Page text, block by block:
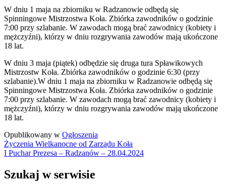
W dniu 1 maja na zbiorniku w Radzanowie odbędą się
Spinningowe Mistrzostwa Koła. Zbiórka zawodników o godzinie
7:00 przy szlabanie. W zawodach mogą brać zawodnicy (kobiety i
mężczyźni), którzy w dniu rozgrywania zawodów mają ukończone
18 lat.
W dniu 3 maja (piątek) odbędzie się druga tura Spławikowych
Mistrzostw Koła. Zbiórka zawodników o godzinie 6:30 (przy
szlabanie).W dniu 1 maja na zbiorniku w Radzanowie odbędą się
Spinningowe Mistrzostwa Koła. Zbiórka zawodników o godzinie
7:00 przy szlabanie. W zawodach mogą brać zawodnicy (kobiety i
mężczyźni), którzy w dniu rozgrywania zawodów mają ukończone
18 lat.
Opublikowany w Ogłoszenia
Nawigacja
wpisu
Życzenia Wielkanocne od Zarządu Koła
I Puchar Prezesa – Radzanów – 28.04.2024
Szukaj w serwisie